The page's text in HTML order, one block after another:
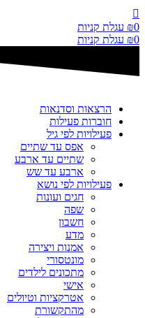
דלג
לתוכן
₪0
עגלת קניות
₪0 עגלת קניות
הרצאות וסדנאות
חוברות פעילות
פעילויות לפי גיל
אפס עד שתיים
שתיים עד ארבע
ארבע עד שש
פעילויות לפי נושא
חגים ועונות
שפה
חשבון
מדע
אמנות ויצירה
מונטסורי
מתכונים לילדים
אישי
אטרקציות וטיולים
מהתקשורת